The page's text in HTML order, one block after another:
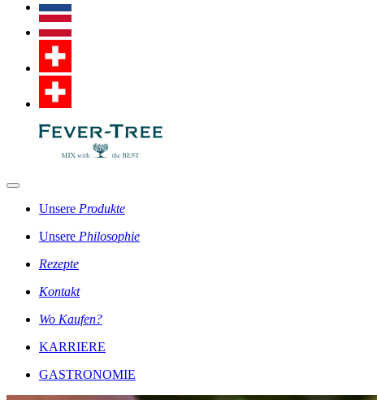
Unsere Produkte
Unsere Philosophie
Rezepte
Kontakt
Wo Kaufen?
KARRIERE
GASTRONOMIE